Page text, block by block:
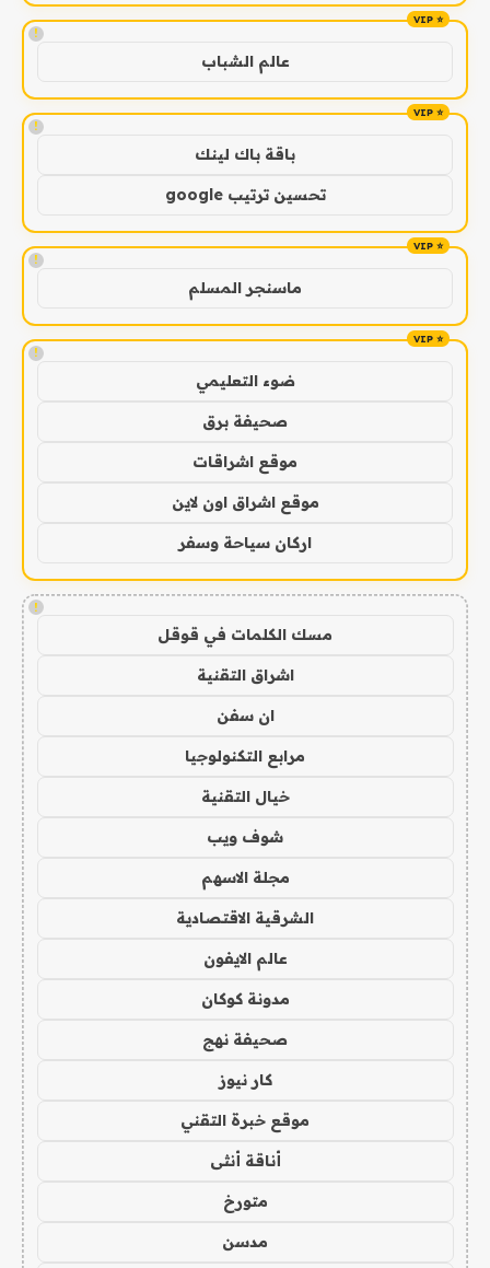
!
عالم الشباب
!
باقة باك لينك
تحسين ترتيب google
!
ماسنجر المسلم
!
ضوء التعليمي
صحيفة برق
موقع اشراقات
موقع اشراق اون لاين
اركان سياحة وسفر
!
مسك الكلمات في قوقل
اشراق التقنية
ان سفن
مرابع التكنولوجيا
خيال التقنية
شوف ويب
مجلة الاسهم
الشرقية الاقتصادية
عالم الايفون
مدونة كوكان
صحيفة نهج
كار نيوز
موقع خبرة التقني
أناقة أنثى
متورخ
مدسن